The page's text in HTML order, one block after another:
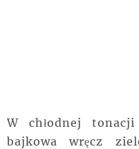
W chłodnej
bajkowa wręcz